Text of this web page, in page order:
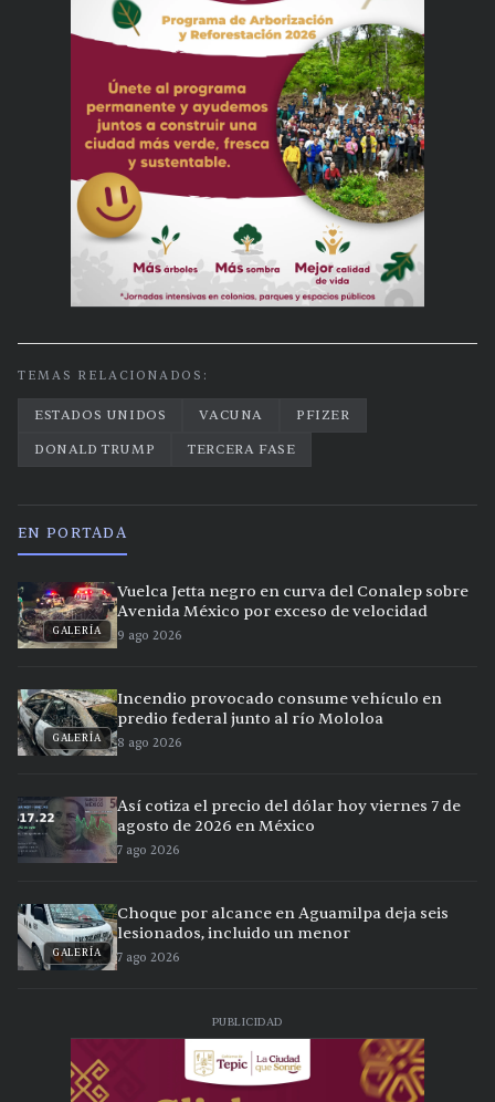
TEMAS RELACIONADOS:
ESTADOS UNIDOS VACUNA
PFIZER
DONALD TRUMP
TERCERA FASE
EN PORTADA
GALERÍA
Vuelca Jetta negro en curva del Conalep sobre
Avenida México por exceso de velocidad
9 ago 2026
GALERÍA
Incendio provocado consume vehículo en
predio federal junto al río Mololoa
8 ago 2026
Así cotiza el precio del dólar hoy viernes 7 de
agosto de 2026 en México
7 ago 2026
GALERÍA
Choque por alcance en Aguamilpa deja seis
lesionados, incluido un menor
7 ago 2026
PUBLICIDAD